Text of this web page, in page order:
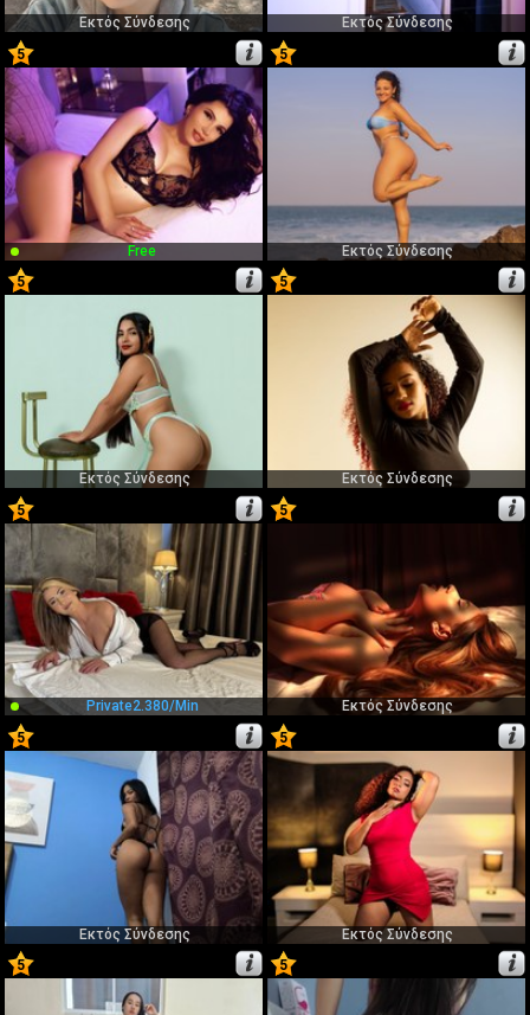
Εκτός Σύνδεσης
Εκτός Σύνδεσης
5
71
Free
5
Εκτός Σύνδεσης
5
Εκτός Σύνδεσης
5
Εκτός Σύνδεσης
5
75
Private2.380/min
5
Εκτός Σύνδεσης
5
Εκτός Σύνδεσης
5
78
Εκτός Σύνδεσης
5
5
80